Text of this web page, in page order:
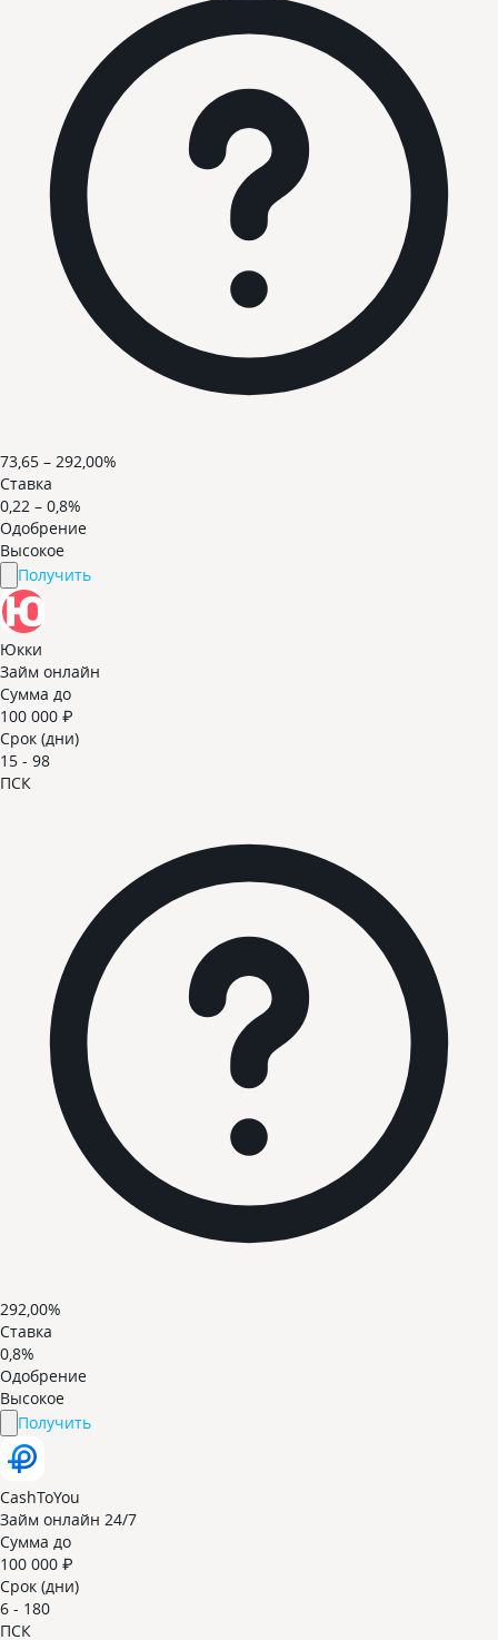
73,65 – 292,00%
Ставка
0,22 – 0,8%
Одобрение
Высокое
Получить
Юкки
Займ онлайн
Сумма до
100 000 ₽
Срок (дни)
15 - 98
ПСК
292,00%
Ставка
0,8%
Одобрение
Высокое
Получить
CashToYou
Займ онлайн 24/7
Сумма до
100 000 ₽
Срок (дни)
6 - 180
ПСК